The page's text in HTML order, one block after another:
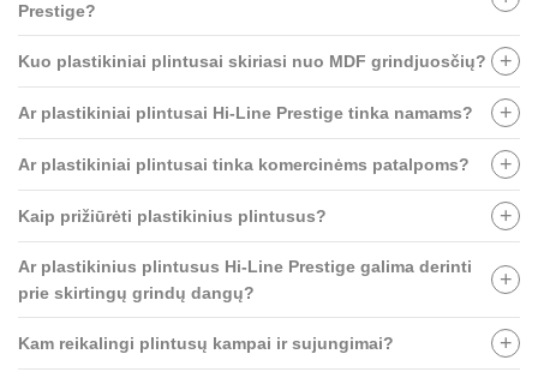
Prestige?
Kuo plastikiniai plintusai skiriasi nuo MDF grindjuosčių?
Ar plastikiniai plintusai Hi-Line Prestige tinka namams?
Ar plastikiniai plintusai tinka komercinėms patalpoms?
Kaip prižiūrėti plastikinius plintusus?
Ar plastikinius plintusus Hi-Line Prestige galima derinti
prie skirtingų grindų dangų?
Kam reikalingi plintusų kampai ir sujungimai?